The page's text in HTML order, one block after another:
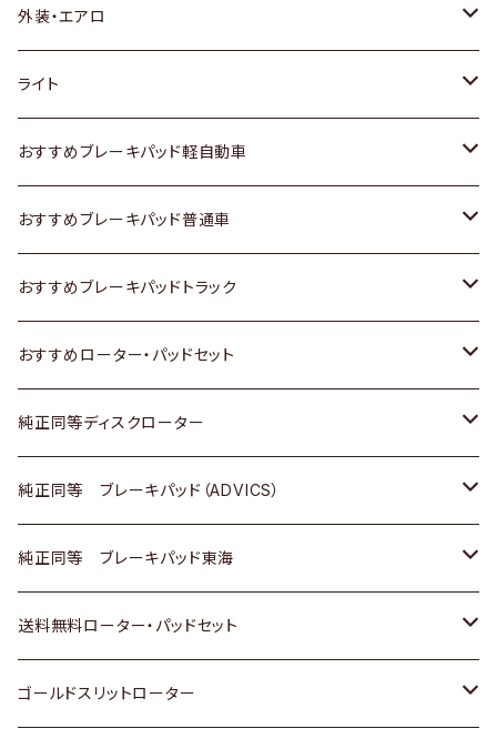
トヨタ
ホンダ
スズキ
日産
いすゞ
ダイハツ
マツダ
三菱
スバル
日野
三菱ふそう
外装・エアロ
トヨタ
ホンダ
スズキ
日産
いすゞ
ダイハツ
マツダ
三菱
日野
三菱ふそう
ライト
トヨタ
スズキ
日産
いすゞ
ダイハツ
三菱
日野
三菱ふそう
その他
おすすめブレーキパッド軽自動車
トヨタ
ホンダ
スズキ
日産
ダイハツ
マツダ
三菱
スバル
おすすめブレーキパッド普通車
トヨタ
ホンダ
スズキ
日産
いすゞ
ダイハツ
マツダ
おすすめブレーキパッドトラック
トヨタ
日産
いすゞ
ダイハツ
マツダ
三菱
おすすめローター・パッドセット
トヨタ
ホンダ
スズキ
日産
ダイハツ
純正同等ディスクローター
トヨタ
ホンダ
スズキ
日産
純正同等 ブレーキパッド（ADVICS）
トヨタ
ホンダ
スズキ
純正同等 ブレーキパッド東海
トヨタ
ホンダ
送料無料ローター・パッドセット
トヨタ
ゴールドスリットローター